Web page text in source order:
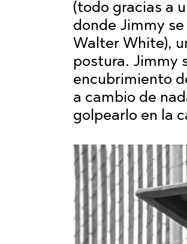
(todo gracias a
donde Jimmy
Walter White),
postura. Jimmy
encubrimiento
a cambio de
golpearlo en la